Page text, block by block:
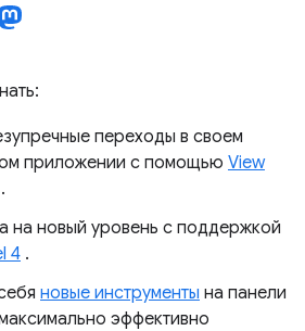
переходы в своем
приложении с помощью View
.
на новый уровень с поддержкой
4 .
новые инструменты на панели
эффективно